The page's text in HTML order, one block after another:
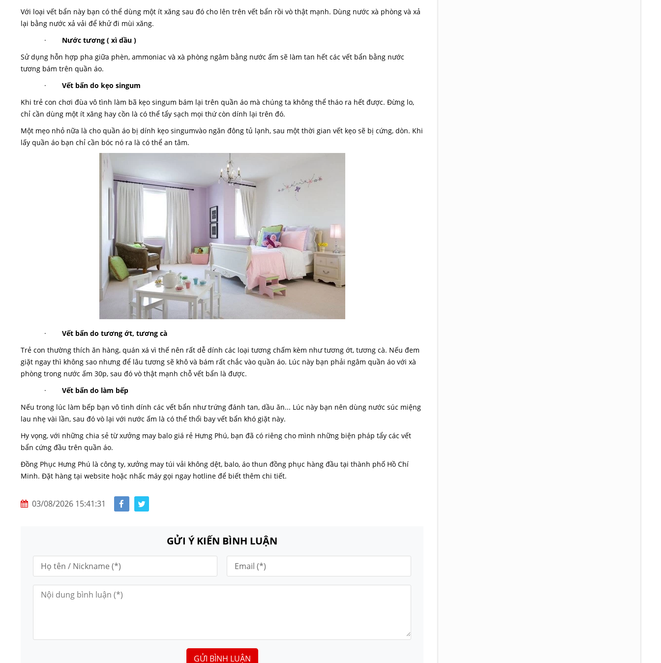
Với loại vết bẩn này bạn có thể dùng một ít xăng sau đó cho lên trên vết bẩn rồi vò thật mạnh. Dùng nước xà phòng và xả
lại bằng nước xả vải để khử đi mùi xăng.
· Nước tương ( xì dầu )
Sử dụng hỗn hợp pha giữa phèn, ammoniac và xà phòng ngâm bằng nước ấm sẽ làm tan hết các vết bẩn bằng nước
tương bám trên quần áo.
· Vết bẩn do kẹo singum
Khi trẻ con chơi đùa vô tình làm bã kẹo singum bám lại trên quần áo mà chúng ta không thể tháo ra hết được. Đừng lo,
chỉ cần dùng một ít xăng hay cồn là có thể tẩy sạch mọi thứ còn dính lại trên đó.
Một mẹo nhỏ nữa là cho quần áo bị dính kẹo singumvào ngăn đông tủ lạnh, sau một thời gian vết kẹo sẽ bị cứng, dòn. Khi
lấy quần áo bạn chỉ cần bóc nó ra là có thể an tâm.
· Vết bẩn do tương ớt, tương cà
Trẻ con thường thích ăn hàng, quán xá vì thế nên rất dễ dính các loại tương chấm kèm như tương ớt, tương cà. Nếu đem
giặt ngay thì không sao nhưng để lâu tương sẽ khô và bám rất chắc vào quần áo. Lúc này bạn phải ngâm quần áo với xà
phòng trong nước ấm 30p, sau đó vò thật mạnh chỗ vết bẩn là được.
· Vết bẩn do làm bếp
Nếu trong lúc làm bếp bạn vô tình dính các vết bẩn như trứng đánh tan, dầu ăn... Lúc này bạn nên dùng nước súc miệng
lau nhẹ vài lần, sau đó vò lại với nước ấm là có thể thổi bay vết bẩn khó giặt này.
Hy vọng, với những chia sẻ từ xưởng may balo giá rẻ Hưng Phú, bạn đã có riêng cho mình những biện pháp tẩy các vết
bẩn cứng đầu trên quần áo.
Đồng Phục Hưng Phú là công ty, xưởng may túi vải không dệt, balo, áo thun đồng phục hàng đầu tại thành phố Hồ Chí
Minh. Đặt hàng tại website hoặc nhấc máy gọi ngay hotline để biết thêm chi tiết.
03/08/2026 15:41:31
GỬI Ý KIẾN BÌNH LUẬN
GỬI BÌNH LUẬN